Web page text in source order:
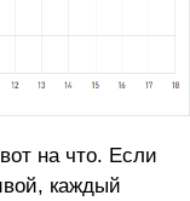
на что. Если
каждый